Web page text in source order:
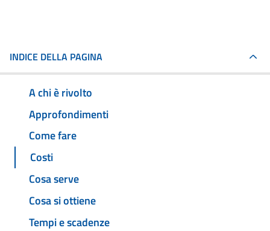
INDICE DELLA PAGINA
A chi è rivolto
Approfondimenti
Come fare
Costi
Cosa serve
Cosa si ottiene
Tempi e scadenze